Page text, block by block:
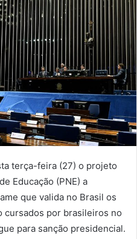
terça-feira (27) o projeto
Educação (PNE) a
que valida no Brasil os
cursados por brasileiros no
para sanção presidencial.